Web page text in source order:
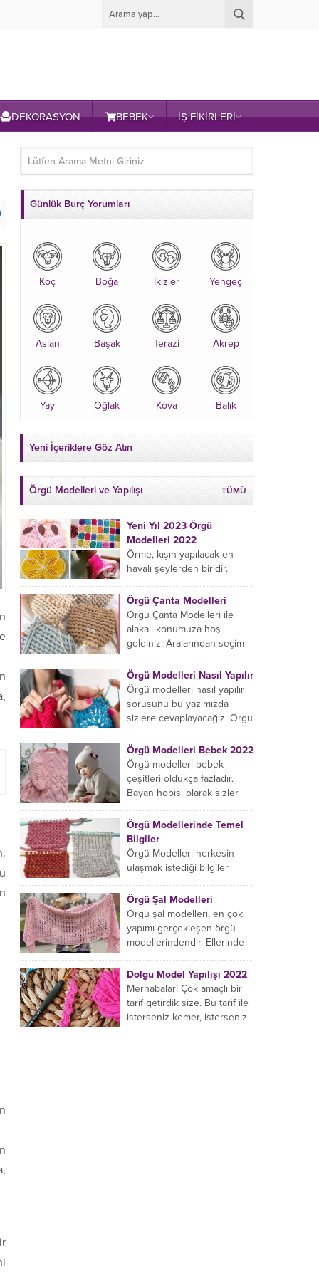
DEKORASYON BEBEK İŞ FİKİRLERİ
Günlük Burç Yorumları
Koç Boğa İkizler Yengeç
Aslan Başak Terazi Akrep
Yay Oğlak Kova Balık
Yeni İçeriklere Göz Atın
Örgü Modelleri ve Yapılışı TÜMÜ
Yeni Yıl 2023 Örgü
Modelleri 2022
Örme, kışın yapılacak en
havalı şeylerden biridir.
bir parça eklemeyi ve
sevdiklerinize hediye etmeyi
öğrenmeye yeni
başlıyorsanız...
Örgü Çanta Modelleri
Örgü Çanta Modelleri ile
alakalı konumuza hoş
geldiniz. Aralarından seçim
çanta modelleri var ama
hangisinin size uygun...
Örgü Modelleri Nasıl Yapılır
Örgü modelleri nasıl yapılır
sorusunu bu yazımızda
sizlere cevaplayacağız. Örgü
rahatlatıcıdır. Bunun dışında
örgü örmede yaratıcı olmak...
Örgü Modelleri Bebek 2022
Örgü modelleri bebek
çeşitleri oldukça fazladır.
Bayan hobisi olarak sizler
Bu açıdan sizlere birkaç
örnek vereceğiz....
Örgü Modellerinde Temel
Bilgiler
Örgü Modelleri herkesin
ulaşmak istediği bilgiler
olarak girmiş olduğumuz
içeriğe hoş geldiniz. Bu
konuda yeniyseniz, Örgü
Modellerinin...
Örgü Şal Modelleri
Örgü şal modelleri, en çok
yapımı gerçekleşen örgü
modellerindendir. Ellerinde
yaptığı birçok farklı şal
modeli mevcuttur....
Dolgu Model Yapılışı 2022
Merhabalar! Çok amaçlı bir
tarif getirdik size. Bu tarif ile
isterseniz kemer, isterseniz